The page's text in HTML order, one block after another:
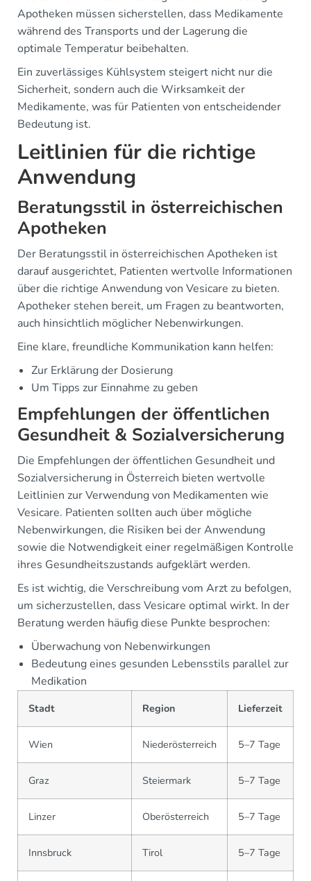
Apotheken müssen sicherstellen, dass Medikamente
während des Transports und der Lagerung die
optimale Temperatur beibehalten.
Ein zuverlässiges Kühlsystem steigert nicht nur die
Sicherheit, sondern auch die Wirksamkeit der
Medikamente, was für Patienten von entscheidender
Bedeutung ist.
Leitlinien für die richtige
Anwendung
Beratungsstil in österreichischen
Apotheken
Der Beratungsstil in österreichischen Apotheken ist
darauf ausgerichtet, Patienten wertvolle Informationen
über die richtige Anwendung von Vesicare zu bieten.
Apotheker stehen bereit, um Fragen zu beantworten,
auch hinsichtlich möglicher Nebenwirkungen.
Eine klare, freundliche Kommunikation kann helfen:
Zur Erklärung der Dosierung
Um Tipps zur Einnahme zu geben
Empfehlungen der öffentlichen
Gesundheit & Sozialversicherung
Die Empfehlungen der öffentlichen Gesundheit und
Sozialversicherung in Österreich bieten wertvolle
Leitlinien zur Verwendung von Medikamenten wie
Vesicare. Patienten sollten auch über mögliche
Nebenwirkungen, die Risiken bei der Anwendung
sowie die Notwendigkeit einer regelmäßigen Kontrolle
ihres Gesundheitszustands aufgeklärt werden.
Es ist wichtig, die Verschreibung vom Arzt zu befolgen,
um sicherzustellen, dass Vesicare optimal wirkt. In der
Beratung werden häufig diese Punkte besprochen:
Überwachung von Nebenwirkungen
Bedeutung eines gesunden Lebensstils parallel zur
Medikation
Stadt Region Lieferzeit
Wien Niederösterreich 5–7 Tage
Graz Steiermark 5–7 Tage
Linzer Oberösterreich 5–7 Tage
Innsbruck Tirol 5–7 Tage